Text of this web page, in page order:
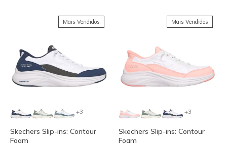
Mais Vendidos
+3
Skechers Slip-ins: Contour
Foam
Mais Vendidos
+3
Skechers Slip-ins: Contour
Foam